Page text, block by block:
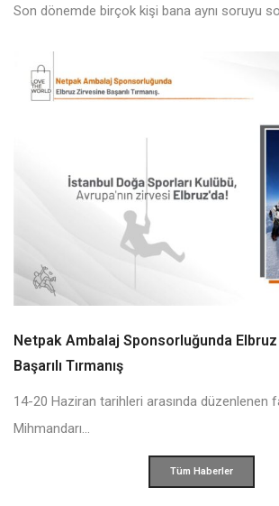
Son dönemde birçok kişi bana aynı soruyu
Netpak Ambalaj Sponsorluğunda
Başarılı Tırmanış
14-20 Haziran tarihleri arasında düzenlenen
Mihmandarı...
Tüm Haberler